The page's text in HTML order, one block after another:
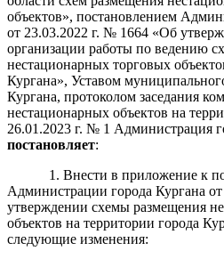
объектов», постановлением
от 23.03.2022 г. № 1664 «Об
организации работы по ведению
нестационарных торговых
Кургана», Уставом
Кургана, протоколом заседания
нестационарных объектов на
26.01.2023 г. № 1 Администрация
постановляет:
1. Внести в приложение к
Администрации города Кургана
утверждении схемы размещения
объектов на территории города
следующие изменения: